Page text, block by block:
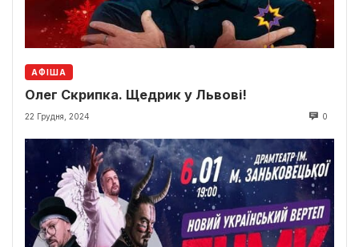
АФІША
Олег Скрипка. Щедрик у Львові!
22 Грудня, 2024 0